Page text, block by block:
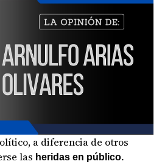
a diferencia de otros
las heridas en público.